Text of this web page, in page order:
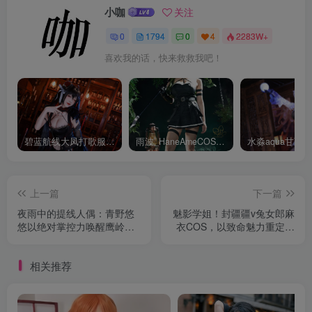
小咖 关注
0 1794 0 4 2283W+
喜欢我的话，快来救救我吧！
碧蓝航线大凤打歌服有多甜？看看水淼aquaCOS版本就知道 雨波_HaneAmeCOS：演绎尤贝尔的美丽与死亡的微笑
上一篇
夜雨中的提线人偶：青野悠
悠以绝对掌控力唤醒鹰岭露
下一篇
魅影学姐！封疆疆v兔女郎麻
衣COS，以致命魅力重定义
相关推荐